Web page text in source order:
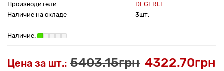
Производители
DEGERLI
Наличие на складе
3шт.
Цена за шт.: 5403.15грн 4322.70грн